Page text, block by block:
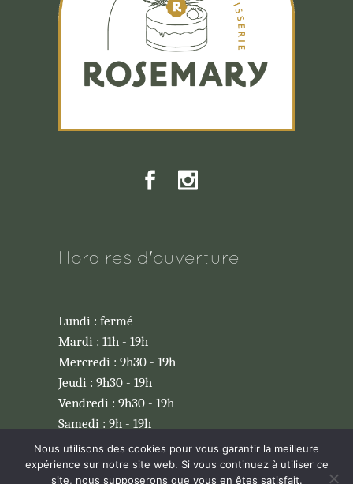
Horaires d'ouverture
Lundi : fermé
Mardi : 11h - 19h
Mercredi : 9h30 - 19h
Jeudi : 9h30 - 19h
Vendredi : 9h30 - 19h
Samedi : 9h - 19h
Dimanche : 9h - 17h
Nous utilisons des cookies pour vous garantir la meilleure
expérience sur notre site web. Si vous continuez à utiliser ce
site, nous supposerons que vous en êtes satisfait.